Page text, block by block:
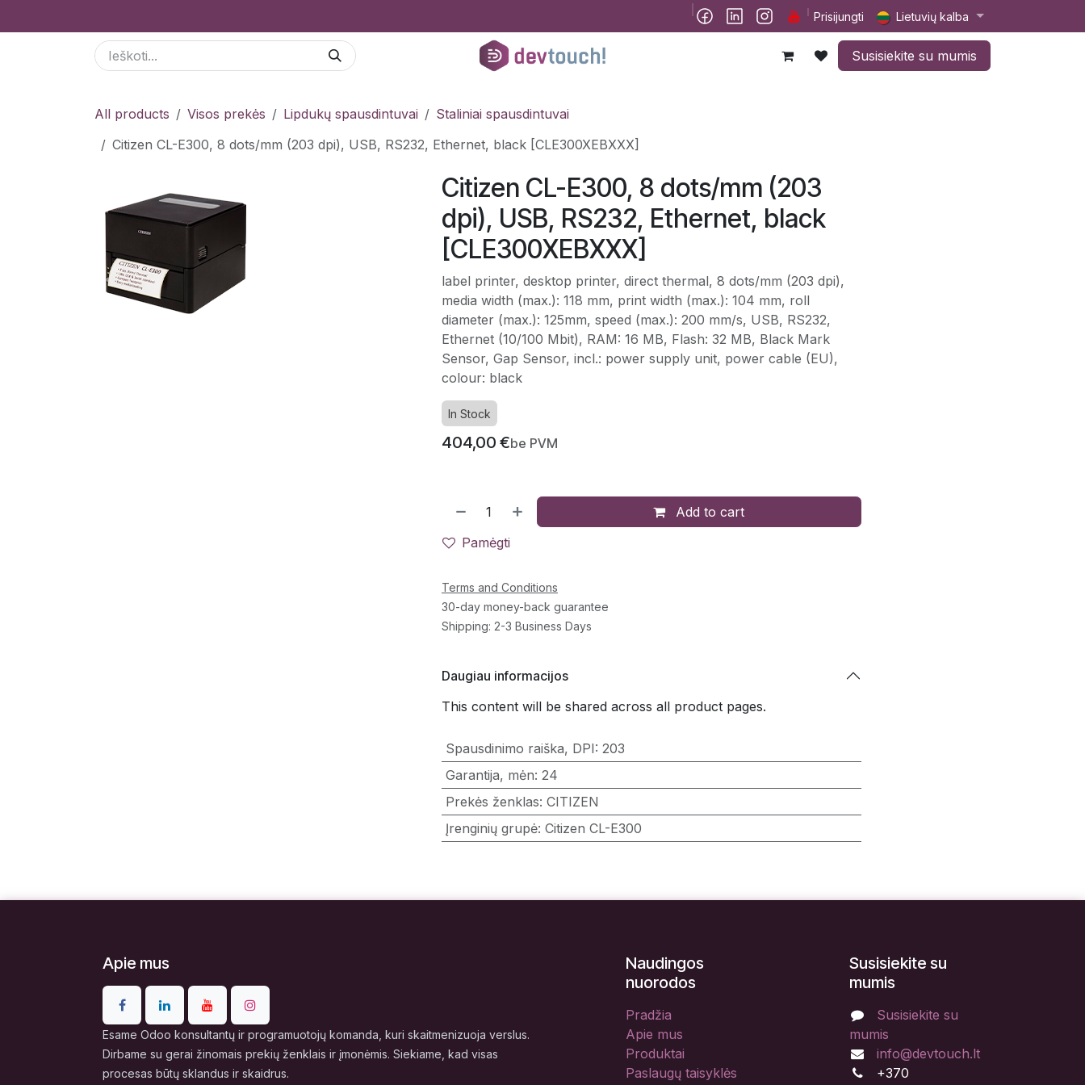
Kursai Help Darbai Susisiekite su mumis
Prisijungti Lietuvių kalba
Susisiekite su mumis
All products Visos prekės Lipdukų spausdintuvai
Staliniai spausdintuvai
Citizen CL-E300, 8 dots/mm (203 dpi), USB, RS232, Ethernet, black [CLE300XEBXXX]
Citizen CL-E300, 8 dots/mm (203
dpi), USB, RS232, Ethernet, black
[CLE300XEBXXX]
label printer, desktop printer, direct thermal, 8 dots/mm (203 dpi),
media width (max.): 118 mm, print width (max.): 104 mm, roll
diameter (max.): 125mm, speed (max.): 200 mm/s, USB, RS232,
Ethernet (10/100 Mbit), RAM: 16 MB, Flash: 32 MB, Black Mark
Sensor, Gap Sensor, incl.: power supply unit, power cable (EU),
colour: black
In Stock
404,00 €be PVM
Add to cart
Pamėgti
Terms and Conditions
30-day money-back guarantee
Shipping: 2-3 Business Days
Daugiau informacijos
This content will be shared across all product pages.
Spausdinimo raiška, DPI: 203
Garantija, mėn: 24
Prekės ženklas: CITIZEN
Įrenginių grupė: Citizen CL-E300
Apie mus
Esame Odoo konsultantų ir programuotojų komanda, kuri skaitmenizuoja verslus.
Dirbame su gerai žinomais prekių ženklais ir įmonėmis. Siekiame, kad visas
procesas būtų sklandus ir skaidrus.
Naudingos
nuorodos
Pradžia
Apie mus
Produktai
Paslaugų taisyklės
Susisiekite su
mumis
Susisiekite su
mumis
info@devtouch.lt
+370